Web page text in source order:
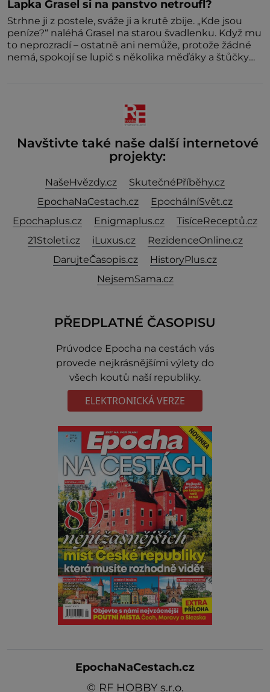
Lapka Grasel si na panstvo netroufl?
Strhne ji z postele, sváže ji a krutě zbije. „Kde jsou
peníze?“ naléhá Grasel na starou švadlenku. Když mu
to neprozradí – ostatně ani nemůže, protože žádné
nemá, spokojí se lupič s několika měďáky a štůčky
Navštivte také naše další internetové
projekty:
NašeHvězdy.cz
SkutečnéPříběhy.cz
EpochaNaCestach.cz
EpochálníSvět.cz
Epochaplus.cz
Enigmaplus.cz
TisíceReceptů.cz
21Stoleti.cz
iLuxus.cz
RezidenceOnline.cz
DarujteČasopis.cz
HistoryPlus.cz
NejsemSama.cz
PŘEDPLATNÉ ČASOPISU
Prúvodce Epocha na cestách vás
provede nejkrásnějšími výlety do
všech koutů naší republiky.
ELEKTRONICKÁ VERZE
EpochaNaCestach.cz
© RF HOBBY s.r.o.